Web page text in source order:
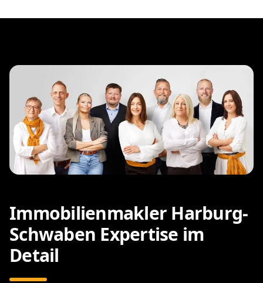
Immobilienmakler Harburg-
Schwaben Expertise im
Detail